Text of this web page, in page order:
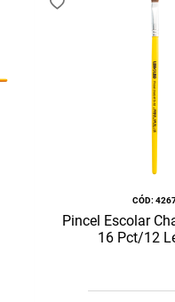
:
Pincel Escolar
16 Pct/12